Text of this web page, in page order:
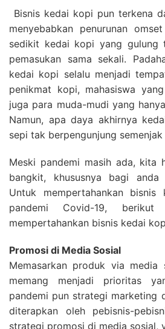
Bisnis kedai kopi pun terkena
menyebabkan penurunan
sedikit kedai kopi yang gulung
pemasukan sama sekali.
kedai kopi selalu menjadi
penikmat kopi, mahasiswa
juga para muda-mudi yang
Namun, apa daya akhirnya
sepi tak berpengunjung
Meski pandemi masih ada, kita
bangkit, khususnya bagi
Untuk mempertahankan
pandemi Covid-19, berikut
mempertahankan bisnis kedai
Promosi di Media Sosial
Memasarkan produk via
memang menjadi prioritas
pandemi pun strategi marketing
diterapkan oleh pebisnis-
strategi promosi di media sosial,